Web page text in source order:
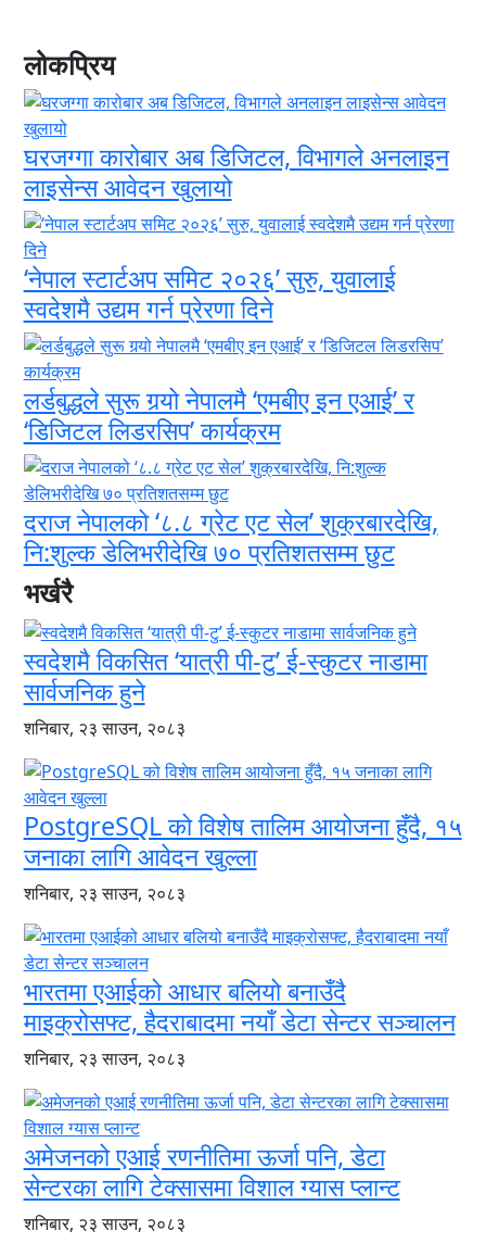
लोकप्रिय
घरजग्गा कारोबार अब डिजिटल, विभागले अनलाइन
लाइसेन्स आवेदन खुलायो
‘नेपाल स्टार्टअप समिट २०२६’ सुरु, युवालाई
स्वदेशमै उद्यम गर्न प्रेरणा दिने
लर्डबुद्धले सुरू गर्‍यो नेपालमै ‘एमबीए इन एआई’ र
‘डिजिटल लिडरसिप’ कार्यक्रम
दराज नेपालको ‘८.८ ग्रेट एट सेल’ शुक्रबारदेखि,
नि:शुल्क डेलिभरीदेखि ७० प्रतिशतसम्म छुट
भर्खरै
स्वदेशमै विकसित ‘यात्री पी-टु’ ई-स्कुटर नाडामा
सार्वजनिक हुने
शनिबार, २३ साउन, २०८३
PostgreSQL को विशेष तालिम आयोजना हुँदै, १५
जनाका लागि आवेदन खुल्ला
शनिबार, २३ साउन, २०८३
भारतमा एआईको आधार बलियो बनाउँदै
माइक्रोसफ्ट, हैदराबादमा नयाँ डेटा सेन्टर सञ्चालन
शनिबार, २३ साउन, २०८३
अमेजनको एआई रणनीतिमा ऊर्जा पनि, डेटा
सेन्टरका लागि टेक्सासमा विशाल ग्यास प्लान्ट
शनिबार, २३ साउन, २०८३